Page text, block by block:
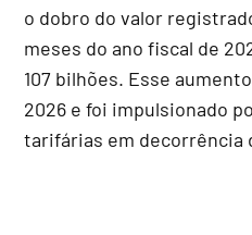
o dobro do valor
meses do ano fiscal de
107 bilhões. Esse
2026 e foi impulsionado
tarifárias em decorrência